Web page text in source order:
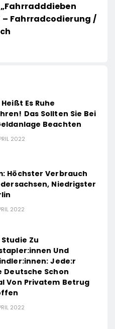
– Fahrradcodierung /
Es Ruhe
Das Sollten Sie Bei
Beachten
2022
Höchster Verbrauch
Niedrigster
2022
Zu
Und
Jede:r
Deutsche Schon
Von Privatem Betrug
2022